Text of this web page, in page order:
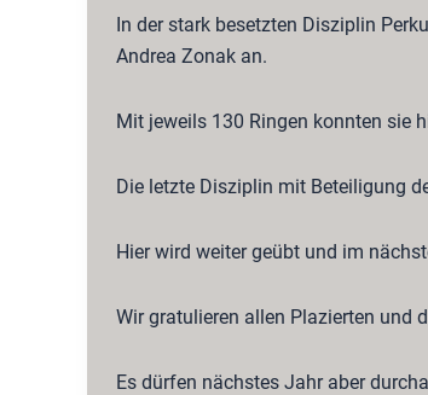
In der stark besetzten Disziplin
Andrea Zonak an.
Mit jeweils 130 Ringen konnten sie
Die letzte Disziplin mit Beteiligung
Hier wird weiter geübt und im
Wir gratulieren allen Plazierten und
Es dürfen nächstes Jahr aber